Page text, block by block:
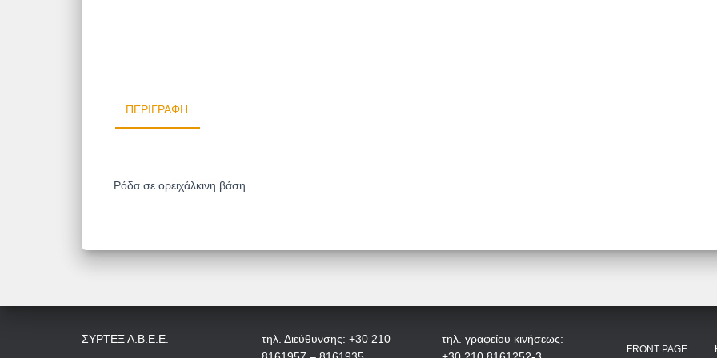
ΠΕΡΙΓΡΑΦΉ
Ρόδα σε ορειχάλκινη βάση
ΣΥΡΤΕΞ Α.Β.Ε.Ε.
τηλ. Διεύθυνσης: +30 210
τηλ. γραφείου κινήσεως:
FRONT PAGE